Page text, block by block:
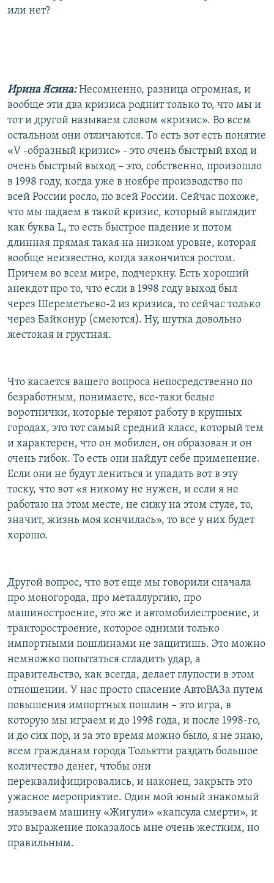
или нет?
Ирина Ясина: Несомненно, разница огромная, и
вообще эти два кризиса роднит только то, что мы и
тот и другой называем словом «кризис». Во всем
остальном они отличаются. То есть вот есть понятие
«V -образный кризис» - это очень быстрый вход и
очень быстрый выход – это, собственно, произошло
в 1998 году, когда уже в ноябре производство по
всей России росло, по всей России. Сейчас похоже,
что мы падаем в такой кризис, который выглядит
как буква L, то есть быстрое падение и потом
длинная прямая такая на низком уровне, которая
вообще неизвестно, когда закончится ростом.
Причем во всем мире, подчеркну. Есть хороший
анекдот про то, что если в 1998 году выход был
через Шереметьево-2 из кризиса, то сейчас только
через Байконур (смеются). Ну, шутка довольно
жестокая и грустная.
Что касается вашего вопроса непосредственно по
безработным, понимаете, все-таки белые
воротнички, которые теряют работу в крупных
городах, это тот самый средний класс, который тем
и характерен, что он мобилен, он образован и он
очень гибок. То есть они найдут себе применение.
Если они не будут лениться и упадать вот в эту
тоску, что вот «я никому не нужен, и если я не
работаю на этом месте, не сижу на этом стуле, то,
значит, жизнь моя кончилась», то все у них будет
хорошо.
Другой вопрос, что вот еще мы говорили сначала
про моногорода, про металлургию, про
машиностроение, это же и автомобилестроение, и
тракторостроение, которое одними только
импортными пошлинами не защитишь. Это можно
немножко попытаться сгладить удар, а
правительство, как всегда, делает глупости в этом
отношении. У нас просто спасение АвтоВАЗа путем
повышения импортных пошлин – это игра, в
которую мы играем и до 1998 года, и после 1998-го,
и до сих пор, и за это время можно было, я не знаю,
всем гражданам города Тольятти раздать большое
количество денег, чтобы они
переквалифицировались, и наконец, закрыть это
ужасное мероприятие. Один мой юный знакомый
называем машину «Жигули» «капсула смерти», и
это выражение показалось мне очень жестким, но
правильным.